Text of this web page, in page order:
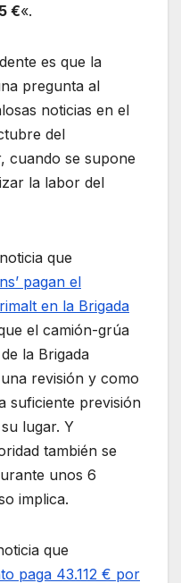
€«.
es que la
pregunta al
noticias en el
del
cuando se supone
la labor del
que
pagan el
en la Brigada
el camión-grúa
la Brigada
revisión y como
suficiente previsión
lugar. Y
también se
unos 6
implica.
que
paga 43.112 € por